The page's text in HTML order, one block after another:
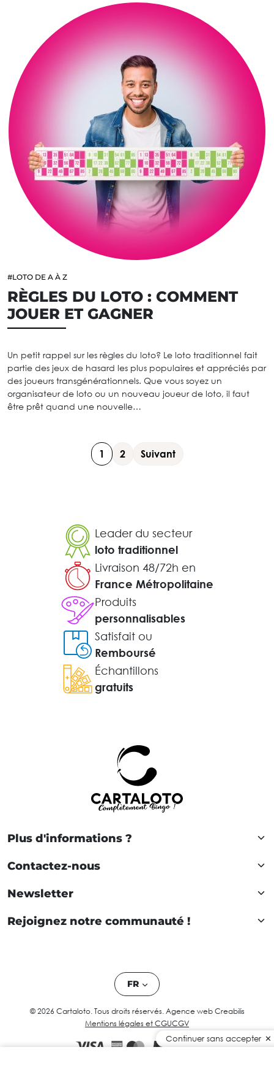
#LOTO DE A À Z
RÈGLES DU LOTO : COMMENT
JOUER ET GAGNER
Un petit rappel sur les règles du loto? Le loto traditionnel fait
partie des jeux de hasard les plus populaires et appréciés par
des joueurs transgénérationnels. Que vous soyez un
organisateur de loto ou un nouveau joueur de loto, il faut
être prêt quand une nouvelle…
1 2 Suivant
Leader du secteur
loto traditionnel
Livraison 48/72h en
France Métropolitaine
Produits
personnalisables
Satisfait ou
Remboursé
Échantillons
gratuits
Plus d'informations ?
Contactez-nous
Newsletter
Rejoignez notre communauté !
FR
© 2026 Cartaloto. Tous droits réservés. Agence web Creabilis
Mentions légales et CGUCGV
Continuer sans accepter